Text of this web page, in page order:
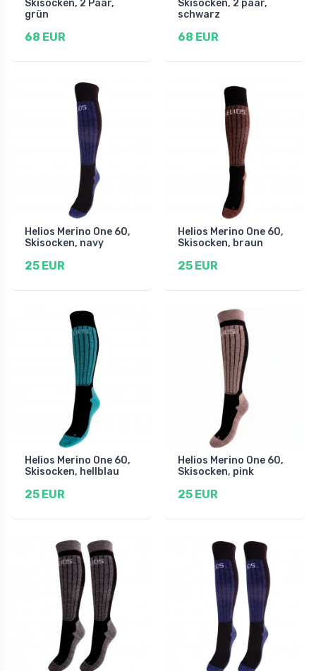
Skisocken, 2 Paar,
grün
68 EUR
Skisocken, 2 paar,
schwarz
68 EUR
Helios Merino One 60,
Skisocken, navy
25 EUR
Helios Merino One 60,
Skisocken, braun
25 EUR
Helios Merino One 60,
Skisocken, hellblau
25 EUR
Helios Merino One 60,
Skisocken, pink
25 EUR